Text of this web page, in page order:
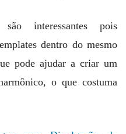
interessantes pois
dentro do mesmo
pode ajudar a criar um
o que costuma